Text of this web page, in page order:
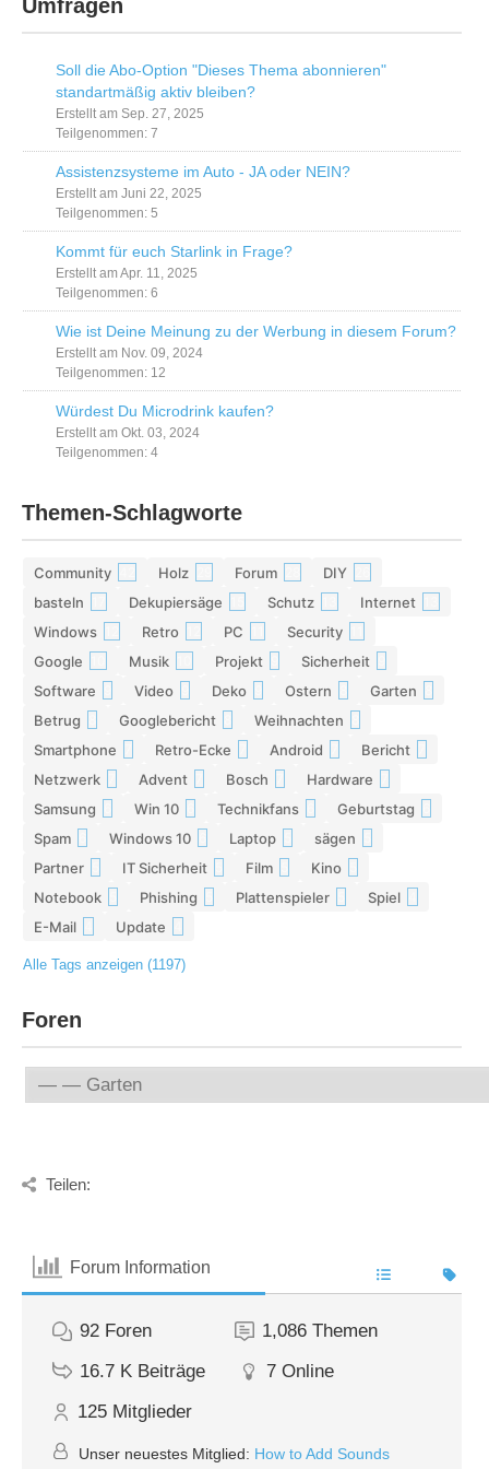
Umfragen
Soll die Abo-Option "Dieses Thema abonnieren"
standartmäßig aktiv bleiben?
Erstellt am Sep. 27, 2025
Teilgenommen: 7
Assistenzsysteme im Auto - JA oder NEIN?
Erstellt am Juni 22, 2025
Teilgenommen: 5
Kommt für euch Starlink in Frage?
Erstellt am Apr. 11, 2025
Teilgenommen: 6
Wie ist Deine Meinung zu der Werbung in diesem Forum?
Erstellt am Nov. 09, 2024
Teilgenommen: 12
Würdest Du Microdrink kaufen?
Erstellt am Okt. 03, 2024
Teilgenommen: 4
Themen-Schlagworte
Community Holz Forum DIY
basteln Dekupiersäge Schutz Internet
Windows Retro PC Security
Google Musik Projekt Sicherheit
Software Video Deko Ostern Garten
Betrug Googlebericht Weihnachten
Smartphone Retro-Ecke Android Bericht
Netzwerk Advent Bosch Hardware
Samsung Win 10 Technikfans Geburtstag
Spam Windows 10 Laptop sägen
Partner IT Sicherheit Film Kino
Notebook Phishing Plattenspieler Spiel
E-Mail Update
Alle Tags anzeigen (1197)
Foren
Teilen:
Forum Information
92 Foren 1,086 Themen
16.7 K Beiträge 7 Online
125 Mitglieder
Unser neuestes Mitglied: How to Add Sounds